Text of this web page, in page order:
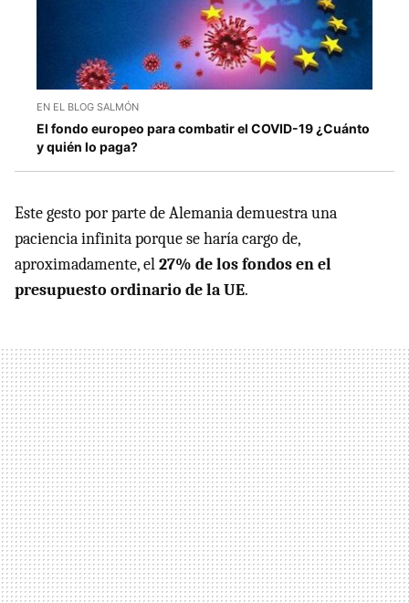
EN EL BLOG SALMÓN
El fondo europeo para combatir el COVID-19 ¿Cuánto
y quién lo paga?
Este gesto por parte de Alemania demuestra una
paciencia infinita porque se haría cargo de,
aproximadamente, el27% de los fondos en el
presupuesto ordinario de la UE.